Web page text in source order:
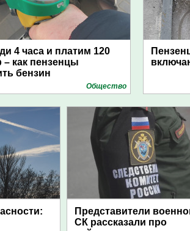
4 часа и платим 120
– как пензенцы
бензин
Общество
Представители
СК рассказали про